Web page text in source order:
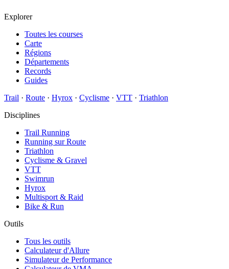
Explorer
Toutes les courses
Carte
Régions
Départements
Records
Guides
Trail · Route · Hyrox · Cyclisme · VTT · Triathlon
Disciplines
Trail Running
Running sur Route
Triathlon
Cyclisme & Gravel
VTT
Swimrun
Hyrox
Multisport & Raid
Bike & Run
Outils
Tous les outils
Calculateur d'Allure
Simulateur de Performance